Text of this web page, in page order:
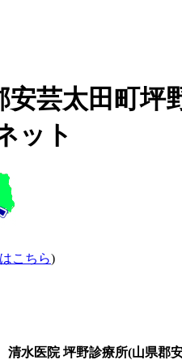
芸太田町
ット
こちら)
清水医院 坪野診療所(山県郡